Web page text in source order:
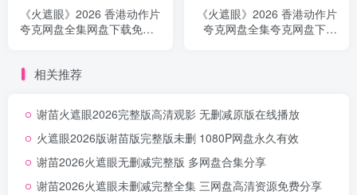
《火遮眼》2026 香港动作片
夸克网盘全集网盘下载免费
《火遮眼》2026 香港动作片
夸克网盘全集夸克网盘下载
相关推荐
谢苗火遮眼2026完整版高清观影 无删减原版在线播放
火遮眼2026版谢苗版完整版未删 1080P网盘永久有效
谢苗2026火遮眼无删减完整版 多网盘合集分享
谢苗2026火遮眼未删减完整全集 三网盘高清资源免费分享